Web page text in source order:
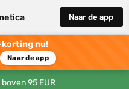
Naar de app
korting nu!
Naar de app
95 EUR